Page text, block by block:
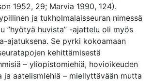
1952, 29; Marvia 1990, 124).
ja tukholmalaisseuran nimessä
”hyötyä huvista” -ajattelu oli myös
ajatuksena. Se pyrki kokoamaan
kehittämisestä
– yliopistomiehiä, hovioikeuden
ja aatelismiehiä – miellyttävään mutta